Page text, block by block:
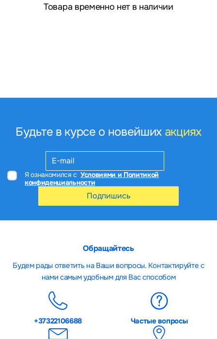
Товара временно нет в наличии
Будьте в курсе о новейших акциях
Я ознакомился с Условиями и Политикой
конфиденциальности
Подпишись
Обращайтесь
Будем рады ответить на Ваши вопросы. Контактируйте с
нами самым удобным для Вас способом
+37322106688 Частые вопросы